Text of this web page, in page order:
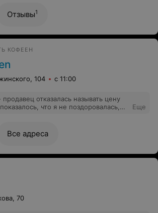
Отзывы1
КОФЕЕН
104 с 11:00
отказалась называть цену
что я не поздоровалась,
Еще
Все адреса
70